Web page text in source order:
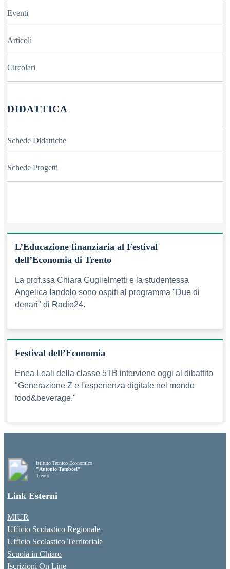
Eventi
Articoli
Circolari
DIDATTICA
Schede Didattiche
Schede Progetti
L’Educazione finanziaria al Festival
dell’Economia di Trento
La prof.ssa Chiara Guglielmetti e la studentessa
Angelica Iandolo sono ospiti al programma "Due di
denari" di Radio24.
Festival dell’Economia
Enea Leali della classe 5TB interviene oggi al dibattito
"Generazione Z e l'esperienza digitale nel mondo
food&beverage."
Istituto Tecnico Economico
"Antonio Tambosi"
Trento
Link Esterni
MIUR
Ufficio Scolastico Regionale
Ufficio Scolastico Territoriale
Scuola in Chiaro
Iscrizioni On Line